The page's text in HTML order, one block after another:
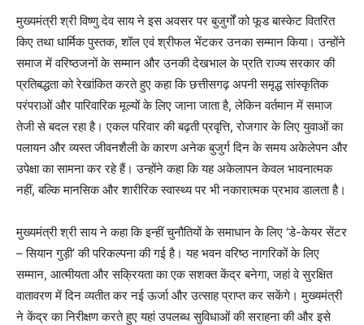
मुख्यमंत्री श्री विष्णु देव साय ने इस अवसर पर बुजुर्गों को फूड बास्केट वितरित
किए तथा धार्मिक पुस्तक, शॉल एवं श्रीफल भेंटकर उनका सम्मान किया। उन्होंने
समाज में वरिष्ठजनों के सम्मान और उनकी देखभाल के प्रति राज्य सरकार की
प्रतिबद्धता को रेखांकित करते हुए कहा कि छत्तीसगढ़ अपनी समृद्ध सांस्कृतिक
परंपराओं और पारिवारिक मूल्यों के लिए जाना जाता है, लेकिन वर्तमान में समाज
तेजी से बदल रहा है। एकल परिवार की बढ़ती प्रवृत्ति, रोजगार के लिए युवाओं का
पलायन और व्यस्त जीवनशैली के कारण अनेक बुजुर्ग दिन के समय अकेलेपन और
उपेक्षा का सामना कर रहे हैं। उन्होंने कहा कि यह अकेलापन केवल भावनात्मक
नहीं, बल्कि मानसिक और शारीरिक स्वास्थ्य पर भी नकारात्मक प्रभाव डालता है।
मुख्यमंत्री श्री साय ने कहा कि इन्हीं चुनौतियों के समाधान के लिए ‘डे-केयर सेंटर
– सियान गुड़ी’ की परिकल्पना की गई है। यह भवन वरिष्ठ नागरिकों के लिए
सम्मान, आत्मीयता और सक्रियता का एक सशक्त केंद्र बनेगा, जहां वे सुरक्षित
वातावरण में दिन व्यतीत कर नई ऊर्जा और उत्साह प्राप्त कर सकेंगे। मुख्यमंत्री
ने केंद्र का निरीक्षण करते हुए यहां उपलब्ध सुविधाओं की सराहना की और इसे